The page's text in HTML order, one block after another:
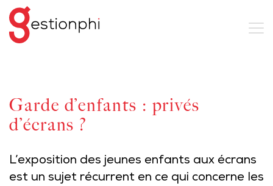
Garde d’enfants : privés
d’écrans ?
L’exposition des jeunes enfants aux écrans
est un sujet récurrent en ce qui concerne les